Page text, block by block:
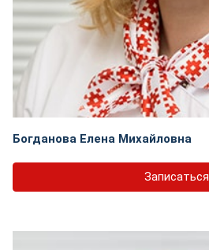
Богданова Елена Михайловна
Записаться